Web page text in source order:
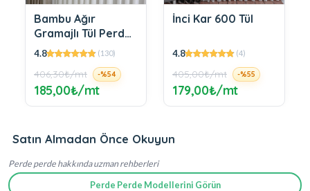
İnci Kar 600 Tül
4.8 (4)
405,00₺/mt -%55
179,00₺/mt
Flame Bambu Etek
Zarafetin ve
4.9 (52)
437,40₺/mt -%45
240,00₺/mt
Satın Almadan Önce Okuyun
Perde perde hakkında uzman rehberleri
Perde Perde Modellerini Görün